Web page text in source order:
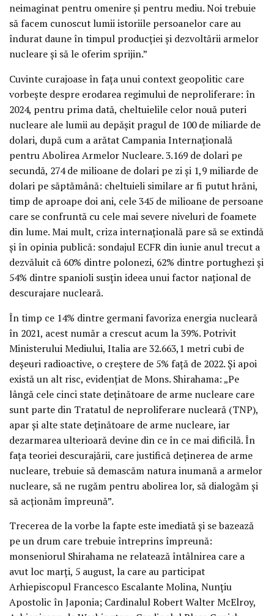
neimaginat pentru omenire și pentru mediu. Noi trebuie
să facem cunoscut lumii istoriile persoanelor care au
îndurat daune în timpul producției și dezvoltării armelor
nucleare și să le oferim sprijin.”
Cuvinte curajoase în fața unui context geopolitic care
vorbește despre erodarea regimului de neproliferare: în
2024, pentru prima dată, cheltuielile celor nouă puteri
nucleare ale lumii au depășit pragul de 100 de miliarde de
dolari, după cum a arătat Campania Internațională
pentru Abolirea Armelor Nucleare. 3.169 de dolari pe
secundă, 274 de milioane de dolari pe zi și 1,9 miliarde de
dolari pe săptămână: cheltuieli similare ar fi putut hrăni,
timp de aproape doi ani, cele 345 de milioane de persoane
care se confruntă cu cele mai severe niveluri de foamete
din lume. Mai mult, criza internațională pare să se extindă
și în opinia publică: sondajul ECFR din iunie anul trecut a
dezvăluit că 60% dintre polonezi, 62% dintre portughezi și
54% dintre spanioli susțin ideea unui factor național de
descurajare nucleară.
În timp ce 14% dintre germani favoriza energia nucleară
în 2021, acest număr a crescut acum la 39%. Potrivit
Ministerului Mediului, Italia are 32.663,1 metri cubi de
deșeuri radioactive, o creștere de 5% față de 2022. Și apoi
există un alt risc, evidențiat de Mons. Shirahama: „Pe
lângă cele cinci state deținătoare de arme nucleare care
sunt parte din Tratatul de neproliferare nucleară (TNP),
apar și alte state deținătoare de arme nucleare, iar
dezarmarea ulterioară devine din ce în ce mai dificilă. În
fața teoriei descurajării, care justifică deținerea de arme
nucleare, trebuie să demascăm natura inumană a armelor
nucleare, să ne rugăm pentru abolirea lor, să dialogăm și
să acționăm împreună”.
Trecerea de la vorbe la fapte este imediată și se bazează
pe un drum care trebuie întreprins împreună:
monseniorul Shirahama ne relatează întâlnirea care a
avut loc marți, 5 august, la care au participat
Arhiepiscopul Francesco Escalante Molina, Nunțiu
Apostolic în Japonia; Cardinalul Robert Walter McElroy,